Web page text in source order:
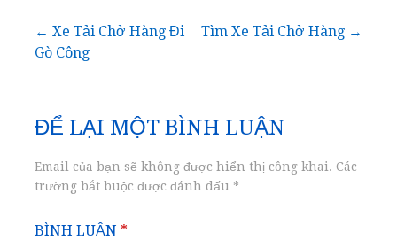
Điều
bài
viết
← Xe Tải Chở Hàng Đi
Gò Công
Tìm Xe Tải Chở Hàng →
ĐỂ LẠI MỘT BÌNH LUẬN
Email của bạn sẽ không được hiển thị công khai. Các
trường bắt buộc được đánh dấu *
BÌNH LUẬN *